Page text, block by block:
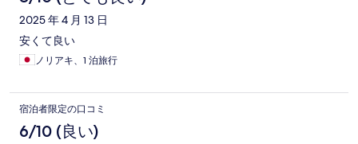
2025 年 4 月 13 日
安くて良い
ノリアキ、1 泊旅行
宿泊者限定の口コミ
6/10 (良い)